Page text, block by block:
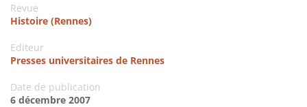
Revue
Histoire (Rennes)
Editeur
Presses universitaires de Rennes
Date de publication
6 décembre 2007